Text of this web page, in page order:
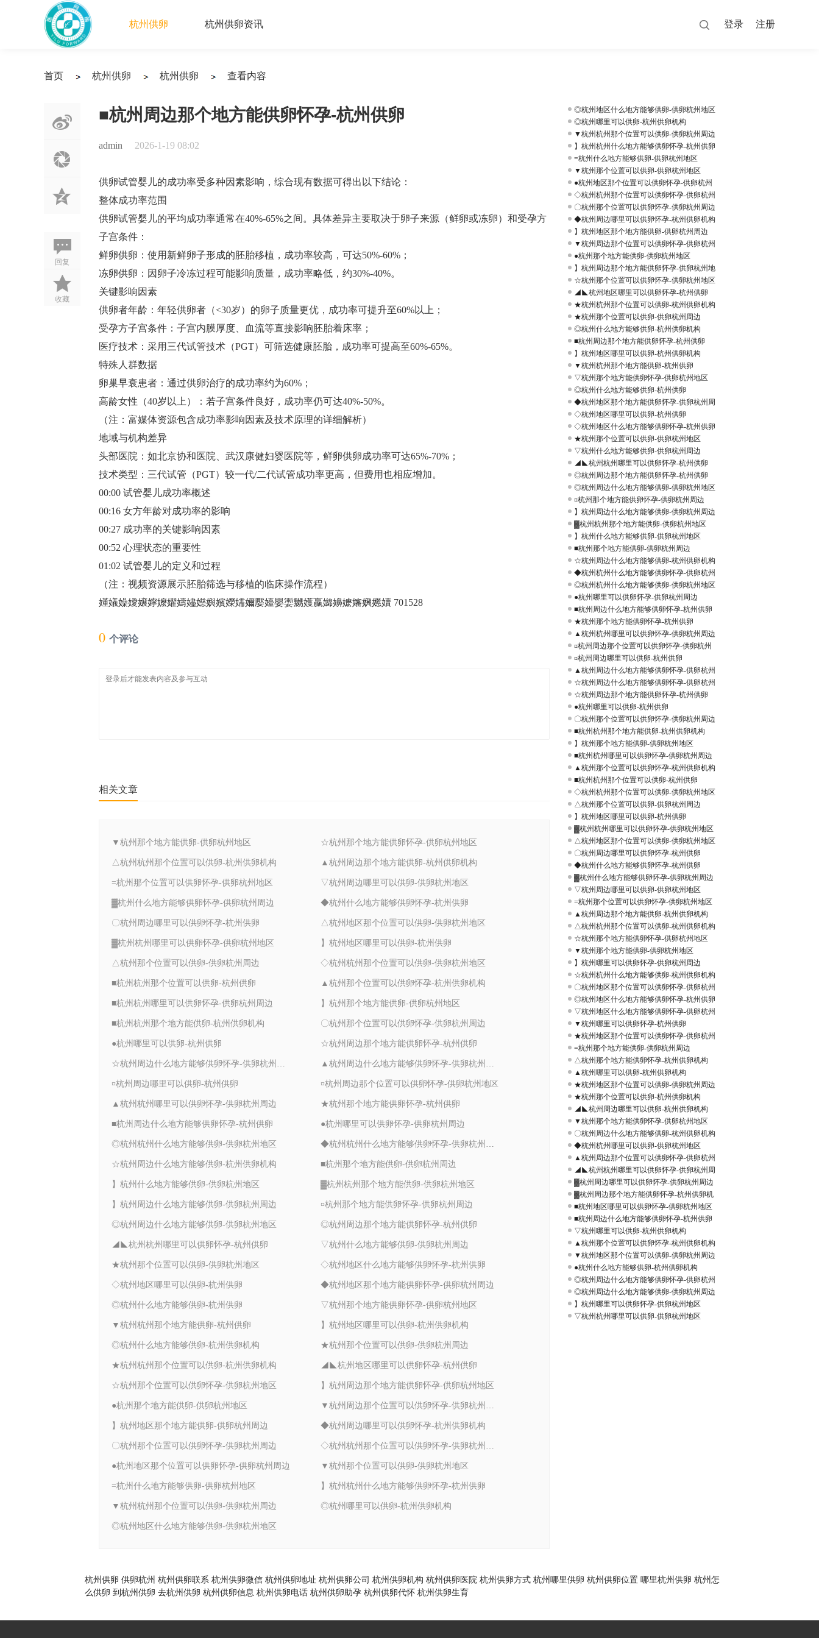
杭州供卵 杭州供卵资讯 登录 注册
首页 杭州供卵 杭州供卵 查看内容
回复
收藏
■杭州周边那个地方能供卵怀孕-杭州供卵
admin 2026-1-19 08:02
供卵试管婴儿的成功率受多种因素影响，综合现有数据可得出以下结论：
整体成功率范围
供卵试管婴儿的平均成功率通常在40%-65%之间‌。具体差异主要取决于卵子来源（鲜卵或冻卵）和受孕方
子宫条件：
鲜卵供卵‌：使用新鲜卵子形成的胚胎移植，成功率较高，可达50%-60%‌；
冻卵供卵‌：因卵子冷冻过程可能影响质量，成功率略低，约30%-40%‌。
关键影响因素
供卵者年龄‌：年轻供卵者（<30岁）的卵子质量更优，成功率可提升至60%以上‌；
受孕方子宫条件‌：子宫内膜厚度、血流等直接影响胚胎着床率‌；
医疗技术‌：采用三代试管技术（PGT）可筛选健康胚胎，成功率可提高至60%-65%‌。
特殊人群数据
卵巢早衰患者‌：通过供卵治疗的成功率约为60%‌；
高龄女性（40岁以上）‌：若子宫条件良好，成功率仍可达40%-50%‌。
（注：富媒体资源包含成功率影响因素及技术原理的详细解析）
地域与机构差异
头部医院‌：如北京协和医院、武汉康健妇婴医院等，鲜卵供卵成功率可达65%-70%‌；
技术类型‌：三代试管（PGT）较一代/二代试管成功率更高，但费用也相应增加‌。
00:00 试管婴儿成功率概述
00:16 女方年龄对成功率的影响
00:27 成功率的关键影响因素
00:52 心理状态的重要性
01:02 试管婴儿的定义和过程
（注：视频资源展示胚胎筛选与移植的临床操作流程）
嬞嬟嬠嬡嬢嬣嬤嬥嬦嬧嬨嬩嬪嬫嬬嬭嬮嬯嬰嬱嬲嬳嬴嬵嬶嬷嬸嬹嬺嬻 701528
0 个评论
相关文章
▼杭州那个地方能供卵-供卵杭州地区 ☆杭州那个地方能供卵怀孕-供卵杭州地区
△杭州杭州那个位置可以供卵-杭州供卵机构 ▲杭州周边那个地方能供卵-杭州供卵机构
=杭州那个位置可以供卵怀孕-供卵杭州地区 ▽杭州周边哪里可以供卵-供卵杭州地区
▓杭州什么地方能够供卵怀孕-供卵杭州周边 ◆杭州什么地方能够供卵怀孕-杭州供卵
〇杭州周边哪里可以供卵怀孕-杭州供卵 △杭州地区那个位置可以供卵-供卵杭州地区
▓杭州杭州哪里可以供卵怀孕-供卵杭州地区 】杭州地区哪里可以供卵-杭州供卵
△杭州那个位置可以供卵-供卵杭州周边 ◇杭州杭州那个位置可以供卵-供卵杭州地区
■杭州杭州那个位置可以供卵-杭州供卵 ▲杭州那个位置可以供卵怀孕-杭州供卵机构
■杭州杭州哪里可以供卵怀孕-供卵杭州周边 】杭州那个地方能供卵-供卵杭州地区
■杭州杭州那个地方能供卵-杭州供卵机构 〇杭州那个位置可以供卵怀孕-供卵杭州周边
●杭州哪里可以供卵-杭州供卵 ☆杭州周边那个地方能供卵怀孕-杭州供卵
☆杭州周边什么地方能够供卵怀孕-供卵杭州周边 ▲杭州周边什么地方能够供卵怀孕-供卵杭州周边
¤杭州周边哪里可以供卵-杭州供卵 ¤杭州周边那个位置可以供卵怀孕-供卵杭州地区
▲杭州杭州哪里可以供卵怀孕-供卵杭州周边 ★杭州那个地方能供卵怀孕-杭州供卵
■杭州周边什么地方能够供卵怀孕-杭州供卵 ●杭州哪里可以供卵怀孕-供卵杭州周边
◎杭州杭州什么地方能够供卵-供卵杭州地区 ◆杭州杭州什么地方能够供卵怀孕-供卵杭州地区
☆杭州周边什么地方能够供卵-杭州供卵机构 ■杭州那个地方能供卵-供卵杭州周边
】杭州什么地方能够供卵-供卵杭州地区 ▓杭州杭州那个地方能供卵-供卵杭州地区
】杭州周边什么地方能够供卵-供卵杭州周边 ¤杭州那个地方能供卵怀孕-供卵杭州周边
◎杭州周边什么地方能够供卵-供卵杭州地区 ◎杭州周边那个地方能供卵怀孕-杭州供卵
◢◣杭州杭州哪里可以供卵怀孕-杭州供卵 ▽杭州什么地方能够供卵-供卵杭州周边
★杭州那个位置可以供卵-供卵杭州地区 ◇杭州地区什么地方能够供卵怀孕-杭州供卵
◇杭州地区哪里可以供卵-杭州供卵 ◆杭州地区那个地方能供卵怀孕-供卵杭州周边
◎杭州什么地方能够供卵-杭州供卵 ▽杭州那个地方能供卵怀孕-供卵杭州地区
▼杭州杭州那个地方能供卵-杭州供卵 】杭州地区哪里可以供卵-杭州供卵机构
◎杭州什么地方能够供卵-杭州供卵机构 ★杭州那个位置可以供卵-供卵杭州周边
★杭州杭州那个位置可以供卵-杭州供卵机构 ◢◣杭州地区哪里可以供卵怀孕-杭州供卵
☆杭州那个位置可以供卵怀孕-供卵杭州地区 】杭州周边那个地方能供卵怀孕-供卵杭州地区
●杭州那个地方能供卵-供卵杭州地区 ▼杭州周边那个位置可以供卵怀孕-供卵杭州周边
】杭州地区那个地方能供卵-供卵杭州周边 ◆杭州周边哪里可以供卵怀孕-杭州供卵机构
〇杭州那个位置可以供卵怀孕-供卵杭州周边 ◇杭州杭州那个位置可以供卵怀孕-供卵杭州周边
●杭州地区那个位置可以供卵怀孕-供卵杭州周边 ▼杭州那个位置可以供卵-供卵杭州地区
=杭州什么地方能够供卵-供卵杭州地区 】杭州杭州什么地方能够供卵怀孕-杭州供卵
▼杭州杭州那个位置可以供卵-供卵杭州周边 ◎杭州哪里可以供卵-杭州供卵机构
◎杭州地区什么地方能够供卵-供卵杭州地区
◎杭州地区什么地方能够供卵-供卵杭州地区
◎杭州哪里可以供卵-杭州供卵机构
▼杭州杭州那个位置可以供卵-供卵杭州周边
】杭州杭州什么地方能够供卵怀孕-杭州供卵
=杭州什么地方能够供卵-供卵杭州地区
▼杭州那个位置可以供卵-供卵杭州地区
●杭州地区那个位置可以供卵怀孕-供卵杭州
◇杭州杭州那个位置可以供卵怀孕-供卵杭州
〇杭州那个位置可以供卵怀孕-供卵杭州周边
◆杭州周边哪里可以供卵怀孕-杭州供卵机构
】杭州地区那个地方能供卵-供卵杭州周边
▼杭州周边那个位置可以供卵怀孕-供卵杭州
●杭州那个地方能供卵-供卵杭州地区
】杭州周边那个地方能供卵怀孕-供卵杭州地
☆杭州那个位置可以供卵怀孕-供卵杭州地区
◢◣杭州地区哪里可以供卵怀孕-杭州供卵
★杭州杭州那个位置可以供卵-杭州供卵机构
★杭州那个位置可以供卵-供卵杭州周边
◎杭州什么地方能够供卵-杭州供卵机构
■杭州周边那个地方能供卵怀孕-杭州供卵
】杭州地区哪里可以供卵-杭州供卵机构
▼杭州杭州那个地方能供卵-杭州供卵
▽杭州那个地方能供卵怀孕-供卵杭州地区
◎杭州什么地方能够供卵-杭州供卵
◆杭州地区那个地方能供卵怀孕-供卵杭州周
◇杭州地区哪里可以供卵-杭州供卵
◇杭州地区什么地方能够供卵怀孕-杭州供卵
★杭州那个位置可以供卵-供卵杭州地区
▽杭州什么地方能够供卵-供卵杭州周边
◢◣杭州杭州哪里可以供卵怀孕-杭州供卵
◎杭州周边那个地方能供卵怀孕-杭州供卵
◎杭州周边什么地方能够供卵-供卵杭州地区
¤杭州那个地方能供卵怀孕-供卵杭州周边
】杭州周边什么地方能够供卵-供卵杭州周边
▓杭州杭州那个地方能供卵-供卵杭州地区
】杭州什么地方能够供卵-供卵杭州地区
■杭州那个地方能供卵-供卵杭州周边
☆杭州周边什么地方能够供卵-杭州供卵机构
◆杭州杭州什么地方能够供卵怀孕-供卵杭州
◎杭州杭州什么地方能够供卵-供卵杭州地区
●杭州哪里可以供卵怀孕-供卵杭州周边
■杭州周边什么地方能够供卵怀孕-杭州供卵
★杭州那个地方能供卵怀孕-杭州供卵
▲杭州杭州哪里可以供卵怀孕-供卵杭州周边
¤杭州周边那个位置可以供卵怀孕-供卵杭州
¤杭州周边哪里可以供卵-杭州供卵
▲杭州周边什么地方能够供卵怀孕-供卵杭州
☆杭州周边什么地方能够供卵怀孕-供卵杭州
☆杭州周边那个地方能供卵怀孕-杭州供卵
●杭州哪里可以供卵-杭州供卵
〇杭州那个位置可以供卵怀孕-供卵杭州周边
■杭州杭州那个地方能供卵-杭州供卵机构
】杭州那个地方能供卵-供卵杭州地区
■杭州杭州哪里可以供卵怀孕-供卵杭州周边
▲杭州那个位置可以供卵怀孕-杭州供卵机构
■杭州杭州那个位置可以供卵-杭州供卵
◇杭州杭州那个位置可以供卵-供卵杭州地区
△杭州那个位置可以供卵-供卵杭州周边
】杭州地区哪里可以供卵-杭州供卵
▓杭州杭州哪里可以供卵怀孕-供卵杭州地区
△杭州地区那个位置可以供卵-供卵杭州地区
〇杭州周边哪里可以供卵怀孕-杭州供卵
◆杭州什么地方能够供卵怀孕-杭州供卵
▓杭州什么地方能够供卵怀孕-供卵杭州周边
▽杭州周边哪里可以供卵-供卵杭州地区
=杭州那个位置可以供卵怀孕-供卵杭州地区
▲杭州周边那个地方能供卵-杭州供卵机构
△杭州杭州那个位置可以供卵-杭州供卵机构
☆杭州那个地方能供卵怀孕-供卵杭州地区
▼杭州那个地方能供卵-供卵杭州地区
】杭州哪里可以供卵怀孕-供卵杭州周边
☆杭州杭州什么地方能够供卵-杭州供卵机构
〇杭州地区那个位置可以供卵怀孕-供卵杭州
◎杭州地区什么地方能够供卵怀孕-杭州供卵
▽杭州地区什么地方能够供卵怀孕-供卵杭州
▼杭州哪里可以供卵怀孕-杭州供卵
★杭州地区那个位置可以供卵怀孕-供卵杭州
=杭州那个地方能供卵-供卵杭州周边
△杭州那个地方能供卵怀孕-杭州供卵机构
▲杭州哪里可以供卵-杭州供卵机构
★杭州地区那个位置可以供卵-供卵杭州周边
★杭州那个位置可以供卵-杭州供卵机构
◢◣杭州周边哪里可以供卵-杭州供卵机构
▼杭州那个地方能供卵怀孕-供卵杭州地区
〇杭州周边什么地方能够供卵-杭州供卵机构
◆杭州杭州哪里可以供卵-供卵杭州地区
▲杭州周边那个位置可以供卵怀孕-供卵杭州
◢◣杭州杭州哪里可以供卵怀孕-供卵杭州周
▓杭州周边哪里可以供卵怀孕-供卵杭州周边
▓杭州周边那个地方能供卵怀孕-杭州供卵机
■杭州地区哪里可以供卵怀孕-供卵杭州地区
■杭州周边什么地方能够供卵怀孕-杭州供卵
▽杭州哪里可以供卵-杭州供卵机构
▲杭州那个位置可以供卵怀孕-杭州供卵机构
▼杭州地区那个位置可以供卵-供卵杭州周边
●杭州什么地方能够供卵-杭州供卵机构
◎杭州周边什么地方能够供卵怀孕-供卵杭州
◎杭州周边什么地方能够供卵-供卵杭州周边
】杭州哪里可以供卵怀孕-供卵杭州地区
▽杭州杭州哪里可以供卵-供卵杭州地区
杭州供卵 供卵杭州 杭州供卵联系 杭州供卵微信 杭州供卵地址 杭州供卵公司 杭州供卵机构 杭州供卵医院 杭州供卵方式 杭州哪里供卵 杭州供卵位置 哪里杭州供卵 杭州怎
么供卵 到杭州供卵 去杭州供卵 杭州供卵信息 杭州供卵电话 杭州供卵助孕 杭州供卵代怀 杭州供卵生育